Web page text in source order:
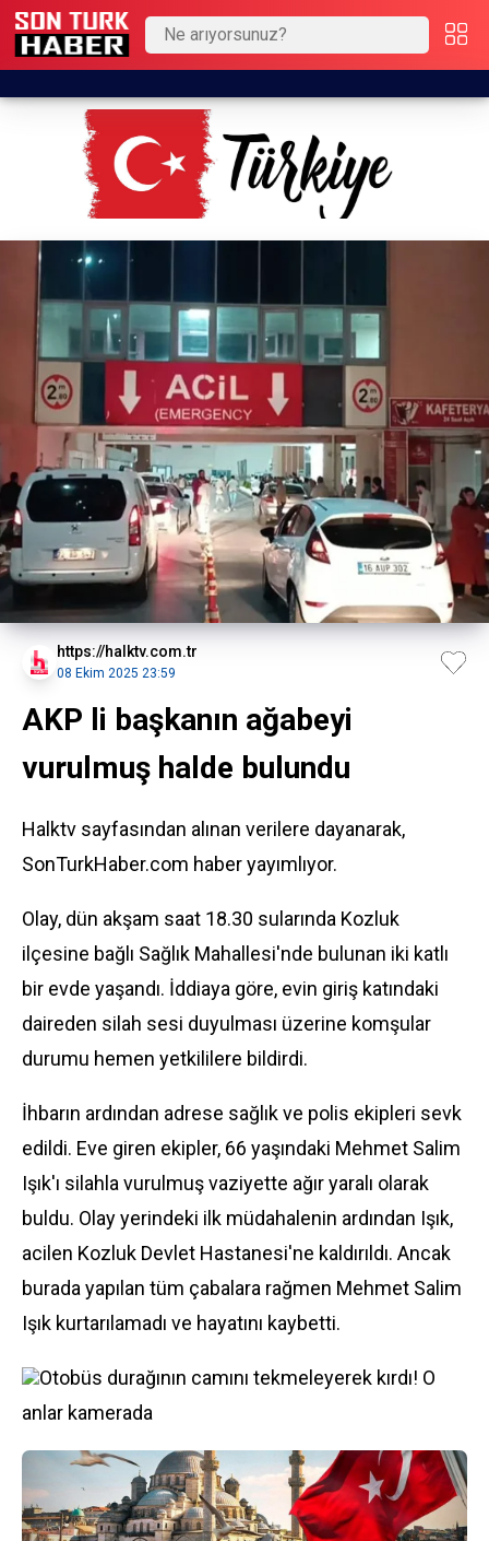
https://halktv.com.tr
08 Ekim 2025 23:59
AKP li başkanın ağabeyi
vurulmuş halde bulundu
Halktv sayfasından alınan verilere dayanarak,
SonTurkHaber.com haber yayımlıyor.
Olay, dün akşam saat 18.30 sularında Kozluk
ilçesine bağlı Sağlık Mahallesi'nde bulunan iki katlı
bir evde yaşandı. İddiaya göre, evin giriş katındaki
daireden silah sesi duyulması üzerine komşular
durumu hemen yetkililere bildirdi.
İhbarın ardından adrese sağlık ve polis ekipleri sevk
edildi. Eve giren ekipler, 66 yaşındaki Mehmet Salim
Işık'ı silahla vurulmuş vaziyette ağır yaralı olarak
buldu. Olay yerindeki ilk müdahalenin ardından Işık,
acilen Kozluk Devlet Hastanesi'ne kaldırıldı. Ancak
burada yapılan tüm çabalara rağmen Mehmet Salim
Işık kurtarılamadı ve hayatını kaybetti.
Otobüs durağının camını tekmeleyerek kırdı! O
anlar kamerada